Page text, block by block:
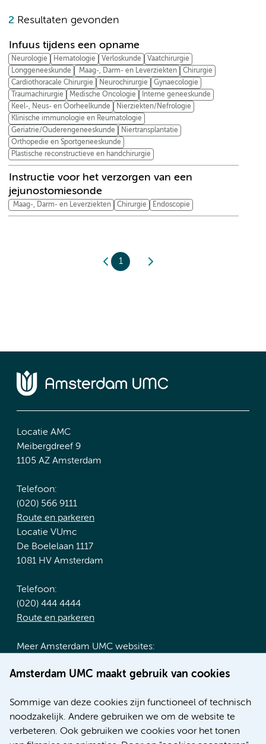
Amsterdam UMC maakt gebruik van cookies
Sommige van deze cookies zijn functioneel of technisch
noodzakelijk. Andere gebruiken we om de website te
verbeteren. Ook gebruiken we cookies voor het tonen
2 Resultaten gevonden
Infuus tijdens een opname
Neurologie Hematologie Verloskunde
Vaatchirurgie
Longgeneeskunde
Maag-, Darm- en Leverziekten
Chirurgie
Cardiothoracale Chirurgie
Neurochirurgie
Gynaecologie
Traumachirurgie
Medische Oncologie
Interne geneeskunde
Keel-, Neus- en Oorheelkunde
Nierziekten/Nefrologie
Klinische immunologie en Reumatologie
Geriatrie/Ouderengeneeskunde
Niertransplantatie
Orthopedie en Sportgeneeskunde
Plastische reconstructieve en handchirurgie
Instructie voor het verzorgen van een
jejunostomiesonde
Maag-, Darm- en Leverziekten Chirurgie Endoscopie
1
Locatie AMC
Meibergdreef 9
1105 AZ Amsterdam
Telefoon:
(020) 566 9111
Route en parkeren
Locatie VUmc
De Boelelaan 1117
1081 HV Amsterdam
Telefoon:
(020) 444 4444
Route en parkeren
Meer Amsterdam UMC websites:
Werken bij Amsterdam UMC
Nieuws
Research
Educatie locatie AMC
Educatie locatie VUmc